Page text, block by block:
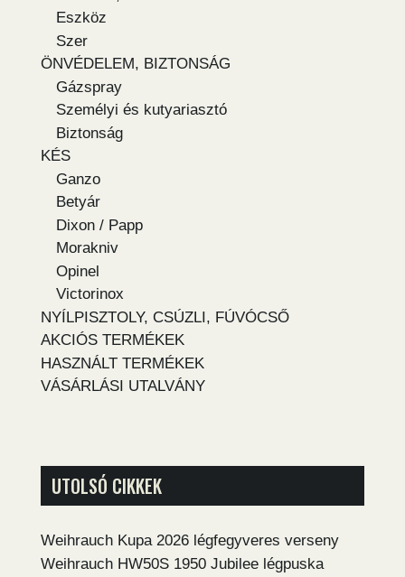
Eszköz
Szer
ÖNVÉDELEM, BIZTONSÁG
Gázspray
Személyi és kutyariasztó
Biztonság
KÉS
Ganzo
Betyár
Dixon / Papp
Morakniv
Opinel
Victorinox
NYÍLPISZTOLY, CSÚZLI, FÚVÓCSŐ
AKCIÓS TERMÉKEK
HASZNÁLT TERMÉKEK
VÁSÁRLÁSI UTALVÁNY
UTOLSÓ CIKKEK
Weihrauch Kupa 2026 légfegyveres verseny
Weihrauch HW50S 1950 Jubilee légpuska